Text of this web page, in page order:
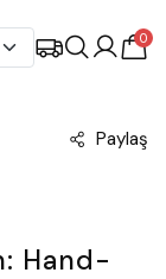
0
Paylaş
Hand-